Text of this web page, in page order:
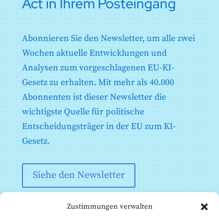
Zustimmungen verwalten
Artikel 47: EU-Konformitätserklärung
Artikel 48: CE-Kennzeichnung
Abonnieren Sie den Newsletter, um alle zwei
Wochen aktuelle Entwicklungen und
Analysen zum vorgeschlagenen EU-KI-
Gesetz zu erhalten. Mit mehr als 40.000
Abonnenten ist dieser Newsletter die
wichtigste Quelle für politische
Entscheidungsträger in der EU zum KI-
Gesetz.
Siehe den Newsletter